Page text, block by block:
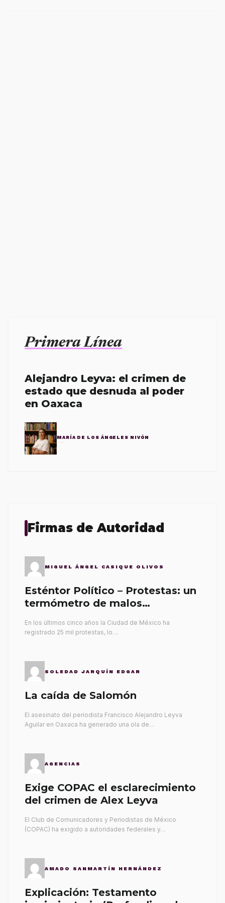
Primera Línea
Alejandro Leyva: el crimen de
estado que desnuda al poder
en Oaxaca
MARÍA DE LOS ÁNGELES NIVÓN
Firmas de Autoridad
MIGUEL ÁNGEL CASIQUE OLIVOS
Esténtor Político – Protestas: un
termómetro de malos
En los últimos cinco años la Ciudad de México ha
registrado 25 mil protestas, lo…
SOLEDAD JARQUÍN EDGAR
La caída de Salomón
El asesinato del periodista Francisco Alejandro Leyva
Aguilar en Oaxaca ha generado una ola de…
AGENCIAS
Exige COPAC el esclarecimiento
del crimen de Alex Leyva
El Club de Comunicadores y Periodistas de México
(COPAC) ha exigido a autoridades federales y…
AMADO SANMARTÍN HERNÁNDEZ
Explicación: Testamento